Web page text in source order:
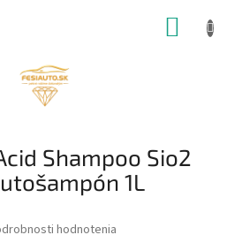
Shampoo Sio2
1L
hodnotenia